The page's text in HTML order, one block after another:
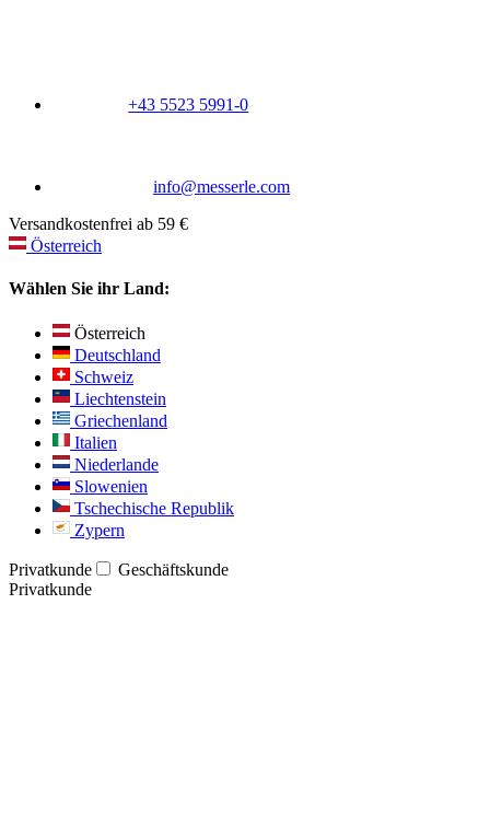
+43 5523 5991-0
info@messerle.com
Versandkostenfrei ab 59 €
Österreich
Wählen Sie ihr Land:
Österreich
Deutschland
Schweiz
Liechtenstein
Griechenland
Italien
Niederlande
Slowenien
Tschechische Republik
Zypern
Privatkunde
Geschäftskunde
Privatkunde